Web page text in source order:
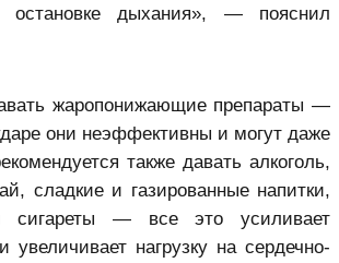
остановке дыхания», — пояснил
жаропонижающие препараты —
они неэффективны и могут даже
также давать алкоголь,
сладкие и газированные напитки,
сигареты — все это усиливает
увеличивает нагрузку на сердечно-